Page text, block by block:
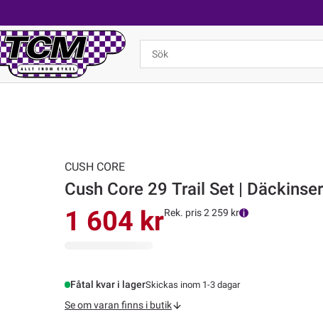
CUSH CORE
Cush Core 29 Trail Set |
1 604 krRek. pris 2 259 kr
Fåtal kvar i lagerSkickas inom 1-3 dagar
Se om varan finns i butik